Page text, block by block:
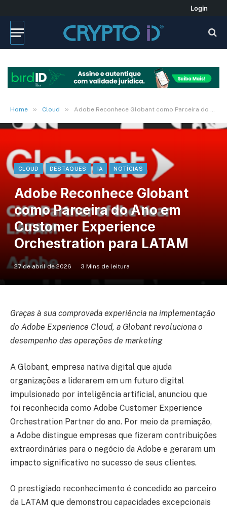
Login
Home » Cloud » Adobe Reconhece Globant como Parceira do Ano em Customer Experience Orchestration para LATAM
CLOUD DESTAQUES IA NOTÍCIAS
Adobe Reconhece Globant
como Parceira do Ano em
Customer Experience
Orchestration para LATAM
27 de abril de 2026 3 Mins de leitura
Graças à sua comprovada experiência na implementação
do Adobe Experience Cloud, a Globant revoluciona o
desempenho das operações de marketing
A Globant, empresa nativa digital que ajuda
organizações a liderarem em um futuro digital
impulsionado por inteligência artificial, anunciou que
foi reconhecida como Adobe Customer Experience
Orchestration Partner do ano. Por meio da premiação,
a Adobe distingue empresas que fizeram contribuições
extraordinárias para o negócio da Adobe e geraram um
impacto significativo no sucesso de seus clientes.
O prestigiado reconhecimento é concedido ao parceiro
da LATAM que demonstrou capacidades excepcionais